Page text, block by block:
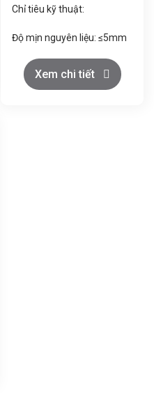
Chỉ tiêu kỹ thuật:
Độ mịn nguyên liệu: ≤5mm
Độ mịn sản phẩm: 200
mesh (có thể điều chỉnh
Xem chi tiết